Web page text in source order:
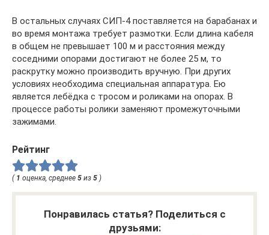
В остальных случаях СИП-4 поставляется на барабанах и
во время монтажа требует размотки. Если длина кабеля
в общем не превышает 100 м и расстояния между
соседними опорами достигают не более 25 м, то
раскрутку можно производить вручную. При других
условиях необходима специальная аппаратура. Ею
является лебёдка с тросом и роликами на опорах. В
процессе работы ролики заменяют промежуточными
зажимами.
Рейтинг
( 1 оценка, среднее 5 из 5 )
Понравилась статья? Поделиться с
друзьями: